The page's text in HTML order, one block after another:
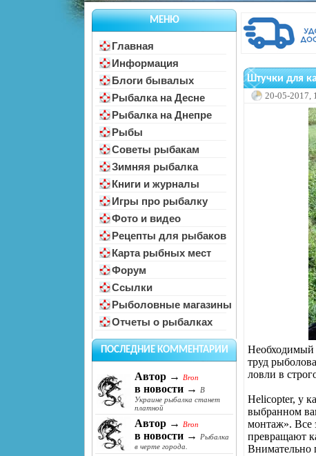
МЕНЮ
Главная
Информация
Блоги бывалых
Рыбалка на Десне
Рыбалка на Днепре
Рыбы
Советы рыбакам
Зимняя рыбалка
Книги и журналы
Игры про рыбалку
Фото и видео
Рецепты для рыбаков
Карта рыбных мест
Форум
Ссылки
Рыболовные магазины
Отчеты о рыбалках
ПОСЛЕДНИЕ КОММЕНТАРИИ
Автор → Bron
в новости →
В
Украине рыбалка станет
платной
Автор → Bron
в новости →
Рыбалка
в черте города.
Штучки для
20-05-2017,
Необходимый
труд
ловли в
Helicopter, у
выбранном
монтаж». Все
превращают
Внимательно